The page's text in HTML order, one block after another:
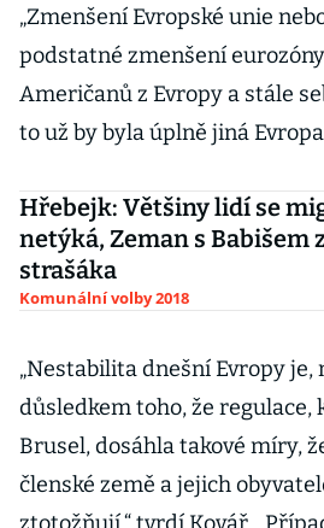
„Zmenšení Evropské unie
podstatné zmenšení
Američanů z Evropy a stále
to už by byla úplně jiná
Hřebejk: Většiny lidí se
netýká, Zeman s Babišem
strašáka
Komunální volby 2018
„Nestabilita dnešní Evropy je,
důsledkem toho, že
Brusel, dosáhla takové míry,
členské země a jejich